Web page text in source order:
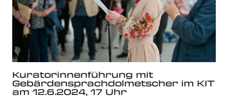
Kuratorinnenführung mit
Gebärdensprachdolmetscher im KIT
am 12.6.2024, 17 Uhr